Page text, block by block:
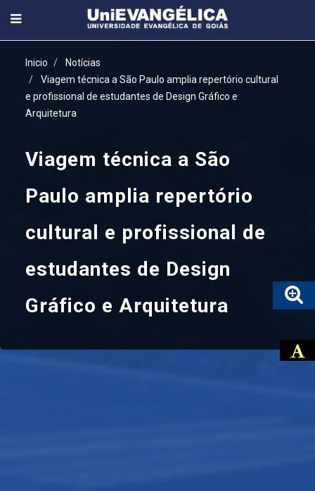
Inicio
Notícias
Viagem técnica a São Paulo amplia repertório cultural
e profissional de estudantes de Design Gráfico e
Arquitetura
Viagem técnica a São
Paulo amplia repertório
cultural e profissional de
estudantes de Design
Gráfico e Arquitetura